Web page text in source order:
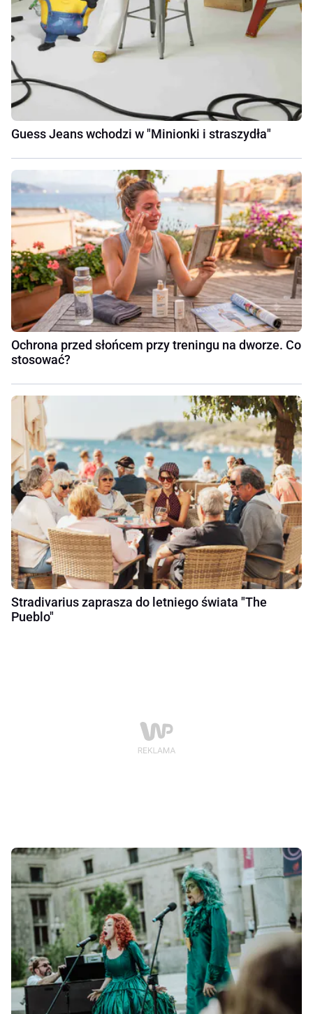
Guess Jeans wchodzi w "Minionki i straszydła"
Ochrona przed słońcem przy treningu na dworze. Co
stosować?
Stradivarius zaprasza do letniego świata "The
Pueblo"